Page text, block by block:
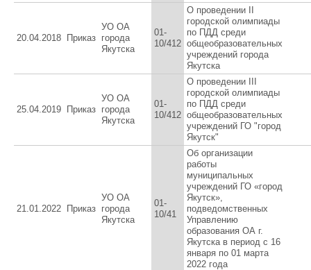
20.04.2018 Приказ
УО ОА
города
Якутска
01-
10/412
О проведении II
городской олимпиады
по ПДД среди
общеобразовательных
учреждений города
Якутска
25.04.2019 Приказ
УО ОА
города
Якутска
01-
10/412
О проведении III
городской олимпиады
по ПДД среди
общеобразовательных
учреждений ГО "город
Якутск"
21.01.2022 Приказ
УО ОА
города
Якутска
01-
10/41
Об организации
работы
муниципальных
учреждений ГО «город
Якутск»,
подведомственных
Управлению
образования ОА г.
Якутска в период с 16
января по 01 марта
2022 года